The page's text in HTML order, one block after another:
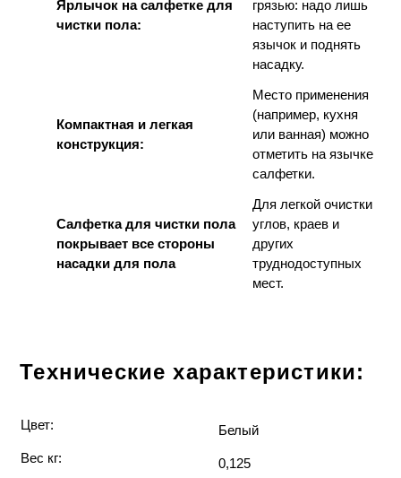
Ярлычок на салфетке для
чистки пола:
грязью: надо лишь
наступить на ее
язычок и поднять
насадку.
Компактная и легкая
конструкция:
Место применения
(например, кухня
или ванная) можно
отметить на язычке
салфетки.
Салфетка для чистки пола
покрывает все стороны
насадки для пола
Для легкой очистки
углов, краев и
других
труднодоступных
мест.
Технические характеристики:
Цвет:
Белый
Вес кг:
0,125